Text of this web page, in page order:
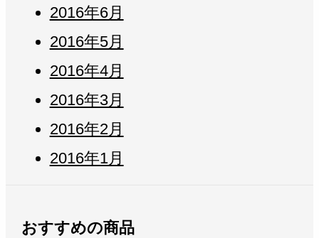
2016年6月
2016年5月
2016年4月
2016年3月
2016年2月
2016年1月
おすすめの商品